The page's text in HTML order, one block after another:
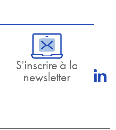
S'inscrire à la
newsletter